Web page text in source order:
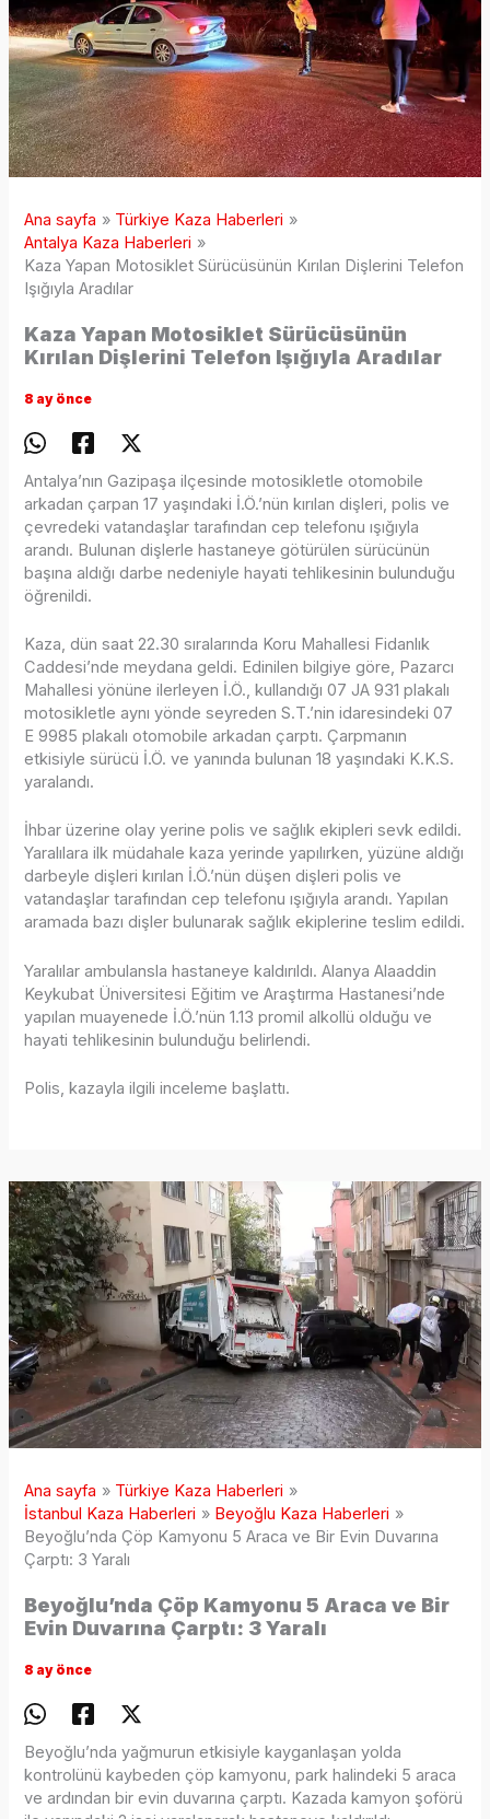
Ana sayfa
Türkiye Kaza Haberleri
Antalya Kaza Haberleri
Kaza Yapan Motosiklet Sürücüsünün Kırılan Dişlerini Telefon
Işığıyla Aradılar
Kaza Yapan Motosiklet Sürücüsünün
Kırılan Dişlerini Telefon Işığıyla Aradılar
8 ay önce
Antalya’nın Gazipaşa ilçesinde motosikletle otomobile
arkadan çarpan 17 yaşındaki İ.Ö.’nün kırılan dişleri, polis ve
çevredeki vatandaşlar tarafından cep telefonu ışığıyla
arandı. Bulunan dişlerle hastaneye götürülen sürücünün
başına aldığı darbe nedeniyle hayati tehlikesinin bulunduğu
öğrenildi.
Kaza, dün saat 22.30 sıralarında Koru Mahallesi Fidanlık
Caddesi’nde meydana geldi. Edinilen bilgiye göre, Pazarcı
Mahallesi yönüne ilerleyen İ.Ö., kullandığı 07 JA 931 plakalı
motosikletle aynı yönde seyreden S.T.’nin idaresindeki 07
E 9985 plakalı otomobile arkadan çarptı. Çarpmanın
etkisiyle sürücü İ.Ö. ve yanında bulunan 18 yaşındaki K.K.S.
yaralandı.
İhbar üzerine olay yerine polis ve sağlık ekipleri sevk edildi.
Yaralılara ilk müdahale kaza yerinde yapılırken, yüzüne aldığı
darbeyle dişleri kırılan İ.Ö.’nün düşen dişleri polis ve
vatandaşlar tarafından cep telefonu ışığıyla arandı. Yapılan
aramada bazı dişler bulunarak sağlık ekiplerine teslim edildi.
Yaralılar ambulansla hastaneye kaldırıldı. Alanya Alaaddin
Keykubat Üniversitesi Eğitim ve Araştırma Hastanesi’nde
yapılan muayenede İ.Ö.’nün 1.13 promil alkollü olduğu ve
hayati tehlikesinin bulunduğu belirlendi.
Polis, kazayla ilgili inceleme başlattı.
Ana sayfa
Türkiye Kaza Haberleri
İstanbul Kaza Haberleri
Beyoğlu Kaza Haberleri
Beyoğlu’nda Çöp Kamyonu 5 Araca ve Bir Evin Duvarına
Çarptı: 3 Yaralı
Beyoğlu’nda Çöp Kamyonu 5 Araca ve Bir
Evin Duvarına Çarptı: 3 Yaralı
8 ay önce
Beyoğlu’nda yağmurun etkisiyle kayganlaşan yolda
kontrolünü kaybeden çöp kamyonu, park halindeki 5 araca
ve ardından bir evin duvarına çarptı. Kazada kamyon şoförü